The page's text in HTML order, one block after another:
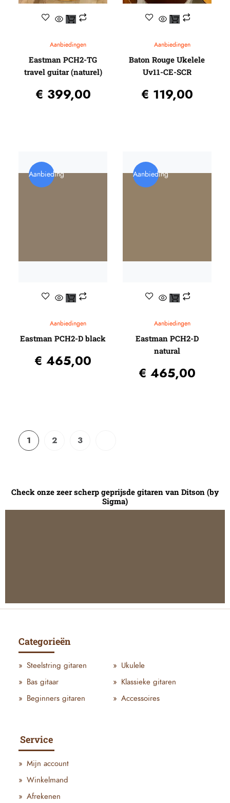
Aanbiedingen
Eastman PCH2-TG
travel guitar (naturel)
€ 399,00
Aanbiedingen
Baton Rouge Ukelele
Uv11-CE-SCR
€ 119,00
Aanbieding
Aanbiedingen
Eastman PCH2-D black
€ 465,00
Aanbieding
Aanbiedingen
Eastman PCH2-D
natural
€ 465,00
1 2 3
Check onze zeer scherp geprijsde gitaren van Ditson (by
Sigma)
Categorieën
Steelstring gitaren
Ukulele
Bas gitaar
Klassieke gitaren
Beginners gitaren
Accessoires
Service
Mijn account
Winkelmand
Afrekenen